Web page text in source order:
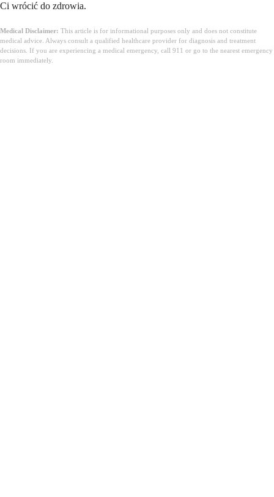
Ci wrócić do zdrowia.
Medical Disclaimer: This article is for informational purposes only and does not constitute
medical advice. Always consult a qualified healthcare provider for diagnosis and treatment
decisions. If you are experiencing a medical emergency, call 911 or go to the nearest emergency
room immediately.